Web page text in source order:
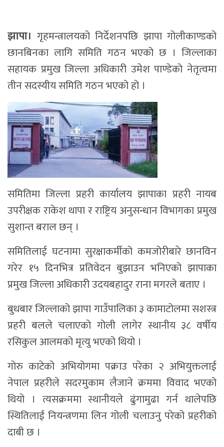
झापा। गृहमन्त्रालयको निर्देशनपछि झापा गोलीकाण्डको
छानबिनका लागि समिति गठन भएको छ । जिल्लाका
सहायक प्रमुख जिल्ला अधिकारी उमेश पाण्डेको नेतृत्वमा
तीन सदस्यीय समिति गठन भएको हो ।
समितिमा जिल्ला प्रहरी कार्यालय झापाका प्रहरी नायब
उपरीक्षक राकेश थापा र राष्ट्रिय अनुसन्धान विभागका प्रमुख
सुशान्त बराल छन् ।
समितिलाई घटनामा सुरक्षाकर्मीको कमजोरीबारे छानविन
गरेर १५ दिनभित्र प्रतिवेदन बुझाउन भनिएको झापाका
प्रमुख जिल्ला अधिकारी उदयबहादुर राना मगरले बताए ।
बुधबार जिल्लाको झापा गाउँपालिका ३ कामाटोलमा सशस्त्र
प्रहरी बलले चलाएको गोली लागेर स्थानीय ३८ वर्षीय
रसिकुल आलमको मृत्यु भएको थियो ।
गोरु काटेको अभियोगमा पक्राउ परेका २ अभियुक्तलाई
नेपाल प्रहरीले सदरमुकाम लैजाने क्रममा विवाद भएको
थियो । त्यसक्रममा स्थानीयले ढुंगामुढा गर्न थालेपछि
स्थितिलाई नियन्त्रणमा लिन गोली चलाउनु परेको प्रहरीको
दाबी छ ।